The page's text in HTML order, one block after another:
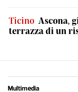
Ticino Ascona,
terrazza di un
Multimedia